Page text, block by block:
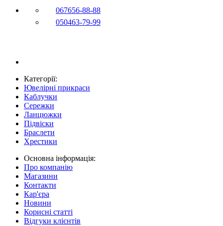
067656-88-88
050463-79-99
Категорії:
Ювелірні прикраси
Каблучки
Сережки
Ланцюжки
Підвіски
Браслети
Хрестики
Основна інформація:
Про компанію
Магазини
Контакти
Кар'єра
Новини
Корисні статті
Відгуки клієнтів